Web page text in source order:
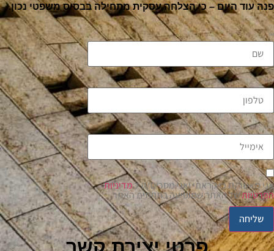
פנה עוד היום – כי הצלחה עסקית מתחילה בבסיס משפטי נכון.
שם
טלפון
אימייל
אני מאשר/ת כי קראתי ואני מסכים/ה למדיניות
הפרטיותשל האתר שמופיעה בתחתית האתר.
שליחה
פרטי יצירת קשר